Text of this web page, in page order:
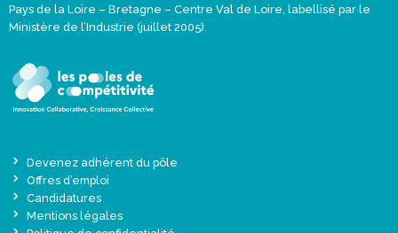
Pays de la Loire – Bretagne – Centre Val de Loire, labellisé par le
Ministère de l’Industrie (juillet 2005).
Devenez adhérent du pôle
Offres d’emploi
Candidatures
Mentions légales